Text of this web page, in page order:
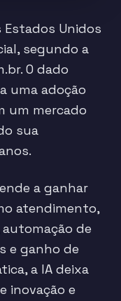
Estados Unidos
segundo a
O dado
uma adoção
um mercado
sua
a ganhar
atendimento,
de
e ganho de
a IA deixa
inovação e